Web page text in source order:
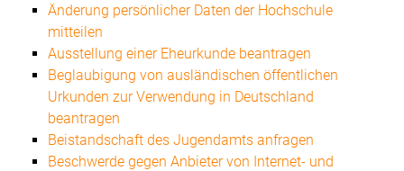
Änderung persönlicher Daten der Hochschule
mitteilen
Ausstellung einer Eheurkunde beantragen
Beglaubigung von ausländischen öffentlichen
Urkunden zur Verwendung in Deutschland
beantragen
Beistandschaft des Jugendamts anfragen
Beschwerde gegen Anbieter von Internet- und